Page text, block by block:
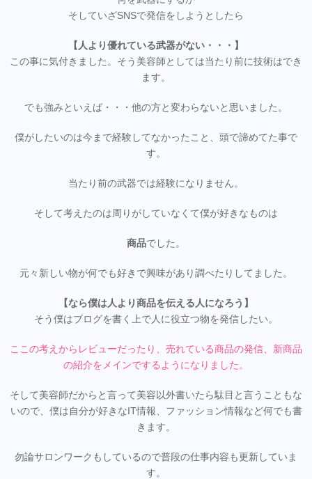
そしていざSNSで発信をしようとしたら
【人より優れている武器がない・・・】
この事に気付きました。そう美容師としては当たり前に技術はでき
ます。
でも強みといえば・・・他の方と変わらないと思いました。
僕がしたいのは今まで経験してなかったこと、頭で諦めてた事で
す。
当たり前の武器では経験になりません。
そして考えたのは周りがしていなくて僕が好きなものは
商品でした。
元々新しい物が何でも好きで興味があり調べたりしてました。
【なら僕は人より商品を伝える人になろう】
そう僕はブログを書く上で人に役立つ物を発信したい。
ここの考えからレビューだったり、売れている商品の発信、新商品
の紹介をメインでするようになりました。
そして美容師だからと言って美容以外書いたら駄目と言うこともな
いので、僕は自分が好きなIT情報、ファッション情報など何でも書
きます。
勿論サロンワークもしているので普段の仕事内容も更新していま
す。